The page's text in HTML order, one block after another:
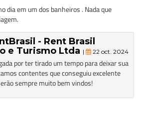
dia em um dos banheiros . Nada que
- Rent Brasil
e Turismo Ltda | 22 oct. 2024
por ter tirado um tempo para deixar sua
contentes que conseguiu excelente
sempre muito bem vindos!